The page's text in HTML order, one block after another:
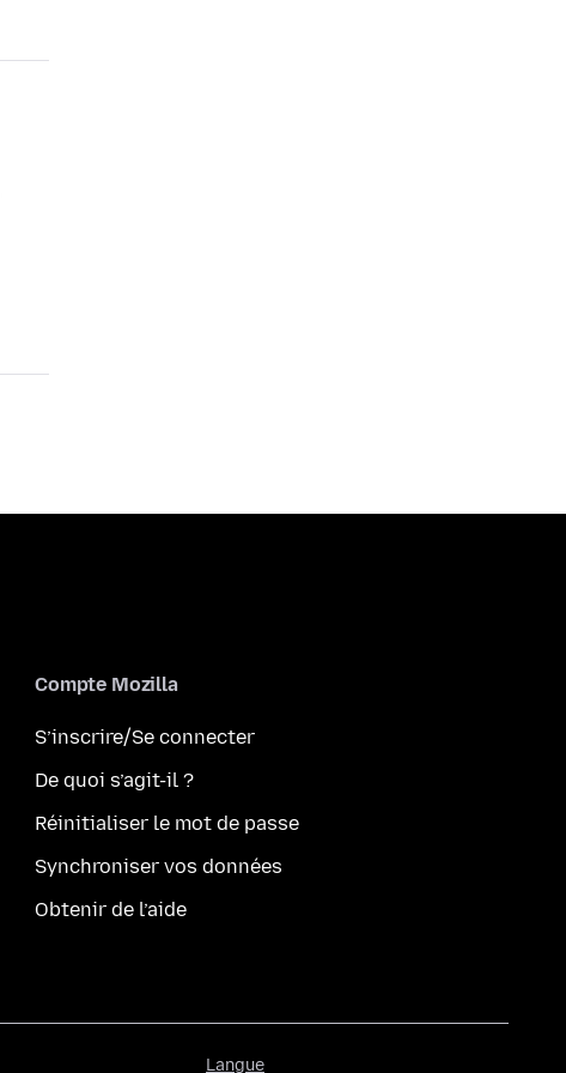
Compte Mozilla
S’inscrire/Se connecter
De quoi s’agit-il ?
Réinitialiser le mot de passe
Synchroniser vos données
Obtenir de l’aide
Langue